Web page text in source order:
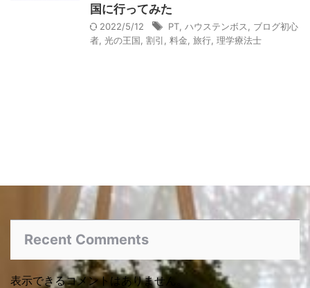
国に行ってみた
2022/5/12 PT ハウステンボス
ブログ初心
者 光の王国 割引 料金 旅行 理学療法士
Recent Comments
表示できるコメントはありません。